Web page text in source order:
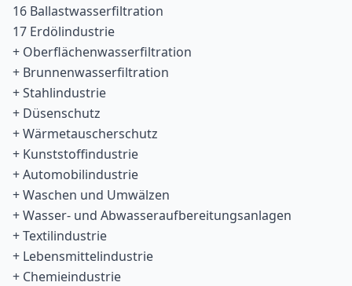
16 Ballastwasserfiltration
17 Erdölindustrie
+ Oberflächenwasserfiltration
+ Brunnenwasserfiltration
+ Stahlindustrie
+ Düsenschutz
+ Wärmetauscherschutz
+ Kunststoffindustrie
+ Automobilindustrie
+ Waschen und Umwälzen
+ Wasser- und Abwasseraufbereitungsanlagen
+ Textilindustrie
+ Lebensmittelindustrie
+ Chemieindustrie